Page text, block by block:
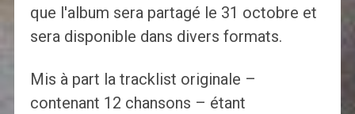
que l'album sera partagé le 31 octobre et
sera disponible dans divers formats.
Mis à part la tracklist originale –
contenant 12 chansons – étant